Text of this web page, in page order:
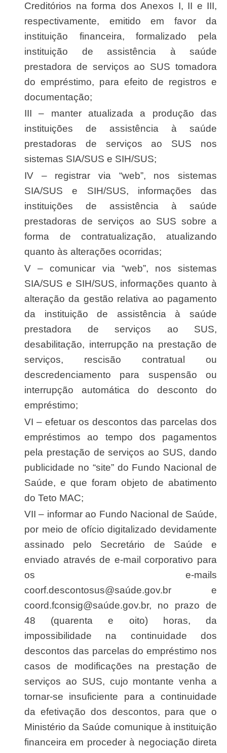
Creditórios na forma dos Anexos I, II e III,
respectivamente, emitido em favor da
instituição financeira, formalizado pela
instituição de assistência à saúde
prestadora de serviços ao SUS tomadora
do empréstimo, para efeito de registros e
documentação;
III – manter atualizada a produção das
instituições de assistência à saúde
prestadoras de serviços ao SUS nos
sistemas SIA/SUS e SIH/SUS;
IV – registrar via “web”, nos sistemas
SIA/SUS e SIH/SUS, informações das
instituições de assistência à saúde
prestadoras de serviços ao SUS sobre a
forma de contratualização, atualizando
quanto às alterações ocorridas;
V – comunicar via “web”, nos sistemas
SIA/SUS e SIH/SUS, informações quanto à
alteração da gestão relativa ao pagamento
da instituição de assistência à saúde
prestadora de serviços ao SUS,
desabilitação, interrupção na prestação de
serviços, rescisão contratual ou
descredenciamento para suspensão ou
interrupção automática do desconto do
empréstimo;
VI – efetuar os descontos das parcelas dos
empréstimos ao tempo dos pagamentos
pela prestação de serviços ao SUS, dando
publicidade no “site” do Fundo Nacional de
Saúde, e que foram objeto de abatimento
do Teto MAC;
VII – informar ao Fundo Nacional de Saúde,
por meio de ofício digitalizado devidamente
assinado pelo Secretário de Saúde e
enviado através de e-mail corporativo para
os e-mails
coorf.descontosus@saúde.gov.br e
coord.fconsig@saúde.gov.br, no prazo de
48 (quarenta e oito) horas, da
impossibilidade na continuidade dos
descontos das parcelas do empréstimo nos
casos de modificações na prestação de
serviços ao SUS, cujo montante venha a
tornar-se insuficiente para a continuidade
da efetivação dos descontos, para que o
Ministério da Saúde comunique à instituição
financeira em proceder à negociação direta